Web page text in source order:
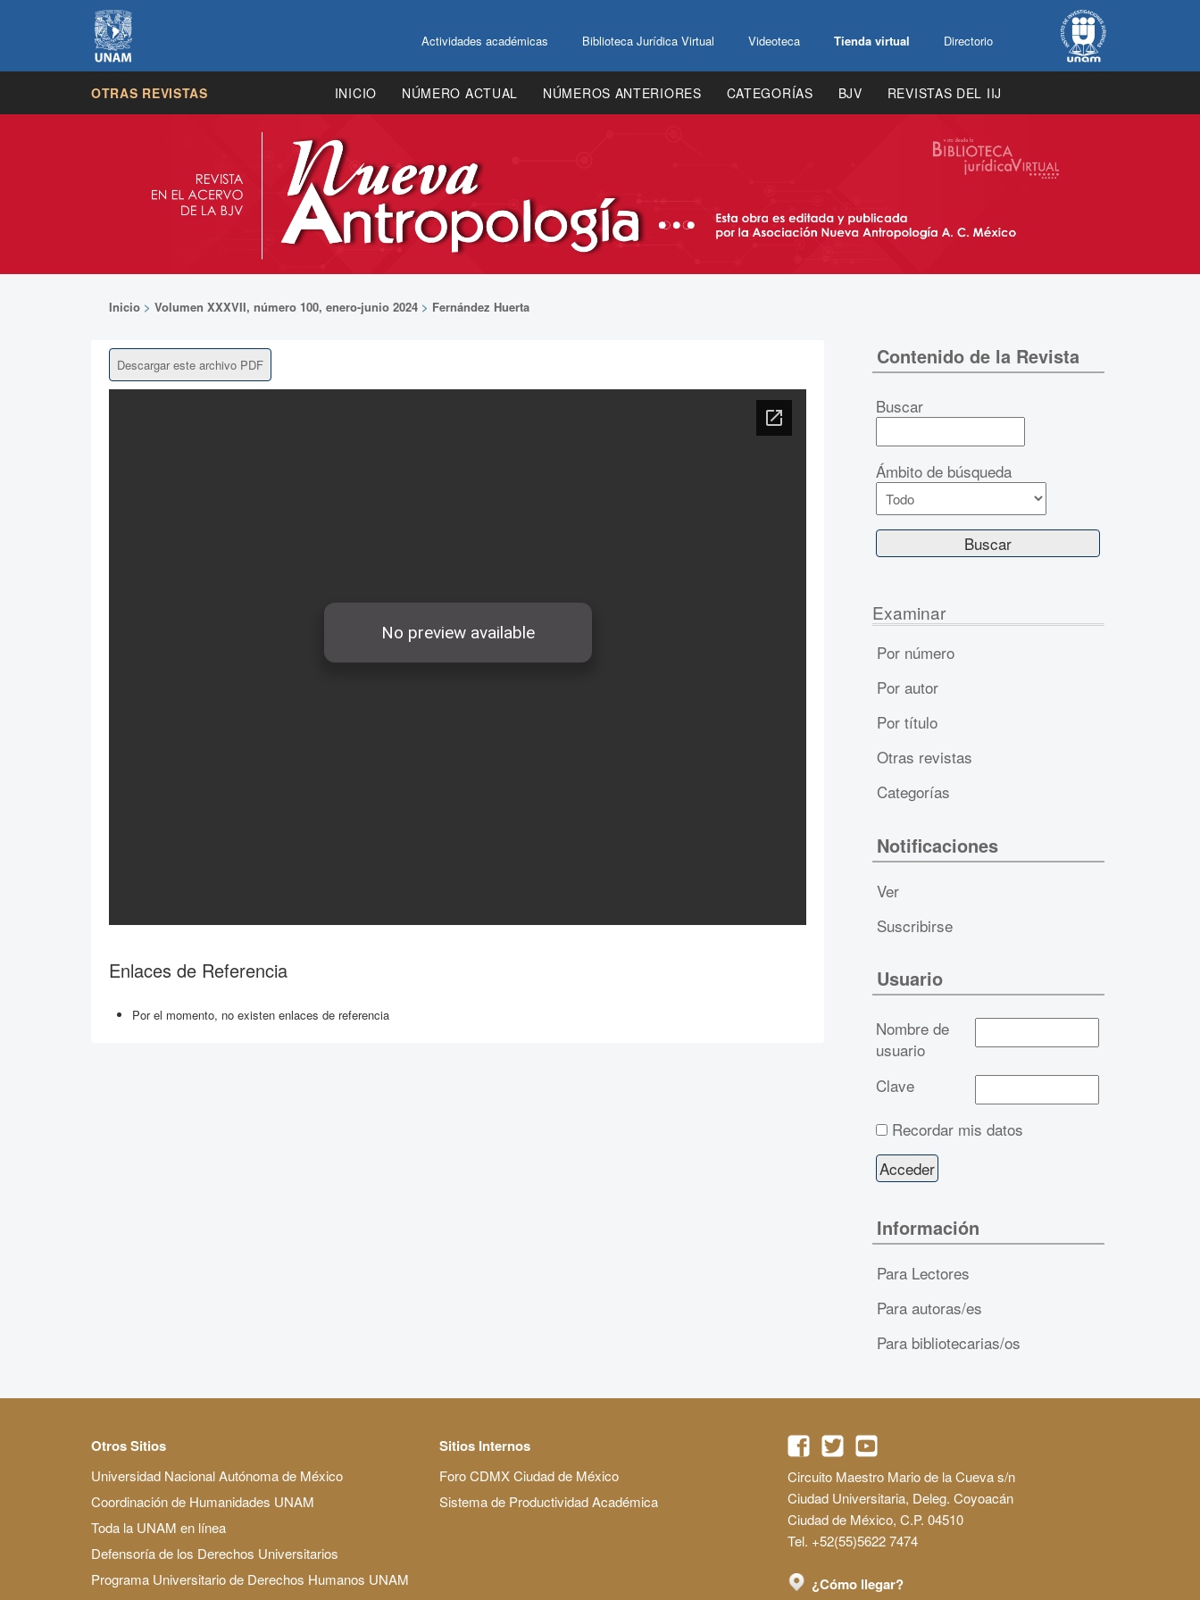
Actividades académicas Biblioteca Jurídica Virtual Videoteca Tienda virtual Directorio
OTRAS REVISTAS INICIO NÚMERO ACTUAL NÚMEROS ANTERIORES CATEGORÍAS BJV REVISTAS DEL IIJ
Inicio > Volumen XXXVII, número 100, enero-junio 2024 > Fernández Huerta
Descargar este archivo PDF
Enlaces de Referencia
Por el momento, no existen enlaces de referencia
Contenido de la Revista
Buscar
Ámbito de búsqueda
Examinar
Por número
Por autor
Por título
Otras revistas
Categorías
Notificaciones
Ver
Suscribirse
Usuario
Nombre de
usuario
Clave
Recordar mis datos
Información
Para Lectores
Para autoras/es
Para bibliotecarias/os
Otros Sitios
Universidad Nacional Autónoma de México
Coordinación de Humanidades UNAM
Toda la UNAM en línea
Defensoría de los Derechos Universitarios
Programa Universitario de Derechos Humanos UNAM
Sitios Internos
Foro CDMX Ciudad de México
Sistema de Productividad Académica
Circuito Maestro Mario de la Cueva s/n
Ciudad Universitaria, Deleg. Coyoacán
Ciudad de México, C.P. 04510
Tel. +52(55)5622 7474
¿Cómo llegar?